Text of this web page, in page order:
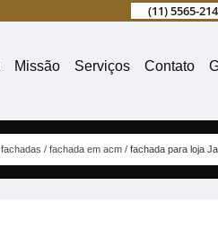
(11) 5565-
Missão Serviços Contato
fachadas fachada em acm fachada para loja